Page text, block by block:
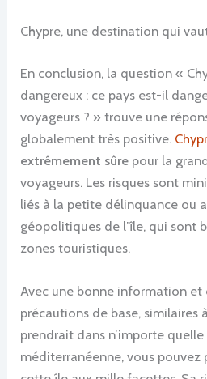
Chypre, une destination qui
En conclusion, la question «
dangereux : ce pays est-il
voyageurs ? » trouve une
globalement très positive.
extrêmement sûre pour la
voyageurs. Les risques sont
liés à la petite délinquance ou
géopolitiques de l’île, qui sont
zones touristiques.
Avec une bonne information
précautions de base, similaires
prendrait dans n’importe
méditerranéenne, vous